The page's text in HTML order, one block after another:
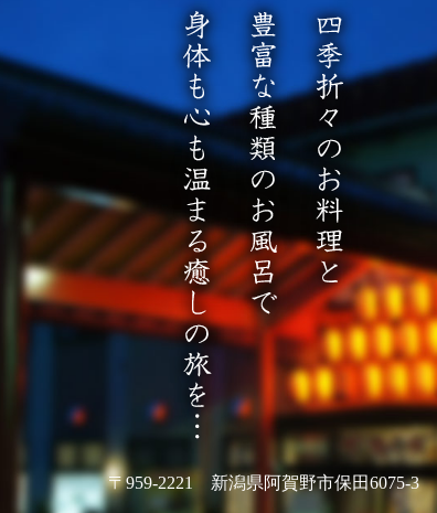
〒959-2221 新潟県阿賀野市保田6075-3